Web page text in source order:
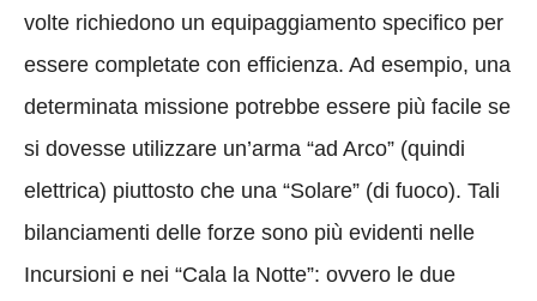
volte richiedono un equipaggiamento specifico per
essere completate con efficienza. Ad esempio, una
determinata missione potrebbe essere più facile se
si dovesse utilizzare un’arma “ad Arco” (quindi
elettrica) piuttosto che una “Solare” (di fuoco). Tali
bilanciamenti delle forze sono più evidenti nelle
Incursioni e nei “Cala la Notte”: ovvero le due